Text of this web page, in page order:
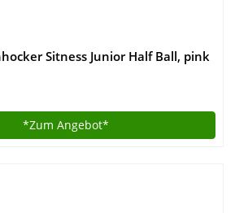
Sitness Junior Half Ball, pink
*Zum Angebot*